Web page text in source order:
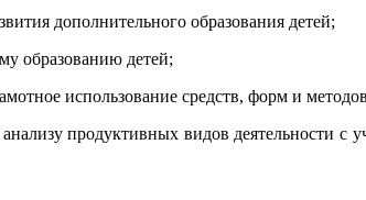
дополнительного образования детей;
образованию детей;
использование средств, форм и
продуктивных видов деятельности с